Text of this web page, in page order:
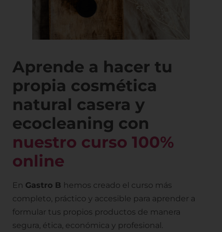
Aprende a hacer tu
propia cosmética
natural casera y
ecocleaning con
nuestro curso 100%
online
En Gastro B hemos creado el curso más
completo, práctico y accesible para aprender a
formular tus propios productos de manera
segura, ética, económica y profesional.